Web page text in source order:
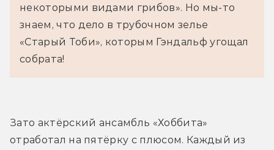
некоторыми видами грибов». Но мы-то
знаем, что дело в трубочном зелье
«Старый Тоби», которым Гэндальф угощал
собрата!
Зато актёрский ансамбль «Хоббита»
отработал на пятёрку с плюсом. Каждый из